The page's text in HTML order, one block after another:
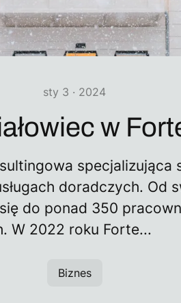
sty 3 · 2024
w
specjalizująca
doradczych. Od
do ponad 350
W 2022 roku Forte...
Biznes